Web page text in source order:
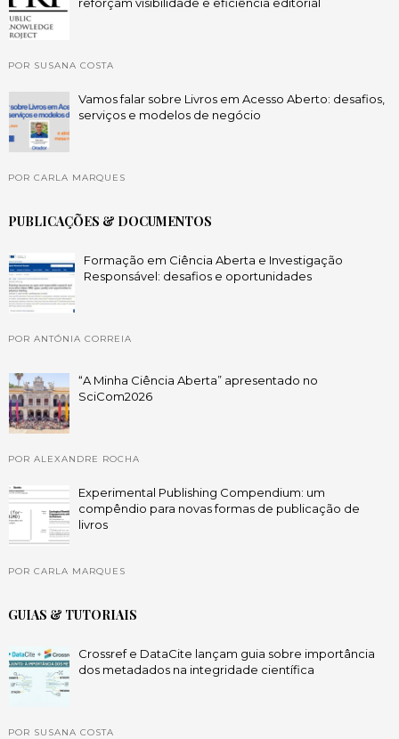
POR SUSANA COSTA
Vamos falar sobre Livros em Acesso Aberto: desafios,
serviços e modelos de negócio
POR CARLA MARQUES
PUBLICAÇÕES & DOCUMENTOS
Formação em Ciência Aberta e Investigação
Responsável: desafios e oportunidades
POR ANTÓNIA CORREIA
“A Minha Ciência Aberta” apresentado no
SciCom2026
POR ALEXANDRE ROCHA
Experimental Publishing Compendium: um
compêndio para novas formas de publicação de
livros
POR CARLA MARQUES
GUIAS & TUTORIAIS
Crossref e DataCite lançam guia sobre importância
dos metadados na integridade científica
POR SUSANA COSTA